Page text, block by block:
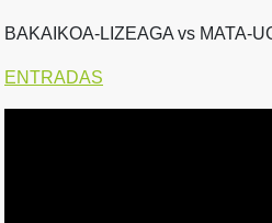
BAKAIKOA-LIZEAGA vs MATA-
ENTRADAS